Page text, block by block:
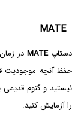
MATE
دستاپMATE
حفظ آنچه موجودیت
نیستید و گنوم قدیمی یا در واقع نسخه
را آزمایش کنید.